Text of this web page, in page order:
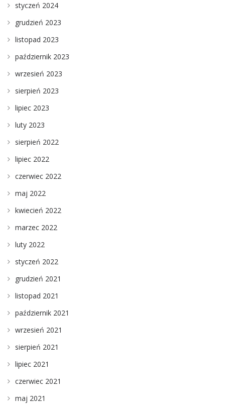
styczeń 2024
grudzień 2023
listopad 2023
październik 2023
wrzesień 2023
sierpień 2023
lipiec 2023
luty 2023
sierpień 2022
lipiec 2022
czerwiec 2022
maj 2022
kwiecień 2022
marzec 2022
luty 2022
styczeń 2022
grudzień 2021
listopad 2021
październik 2021
wrzesień 2021
sierpień 2021
lipiec 2021
czerwiec 2021
maj 2021